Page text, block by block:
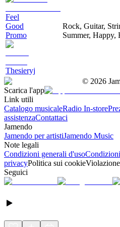
Feel
Good
Promo
Thesieryj
Rock, Guitar,
Summer, Happy,
© 2026
Scarica l'app
Link utili
Catalogo musicaleRadio In-store
assistenzaContattaci
Jamendo
Jamendo per artistiJamendo Music
Note legali
Condizioni generali d'uso
privacyPolitica sui cookie
Seguici